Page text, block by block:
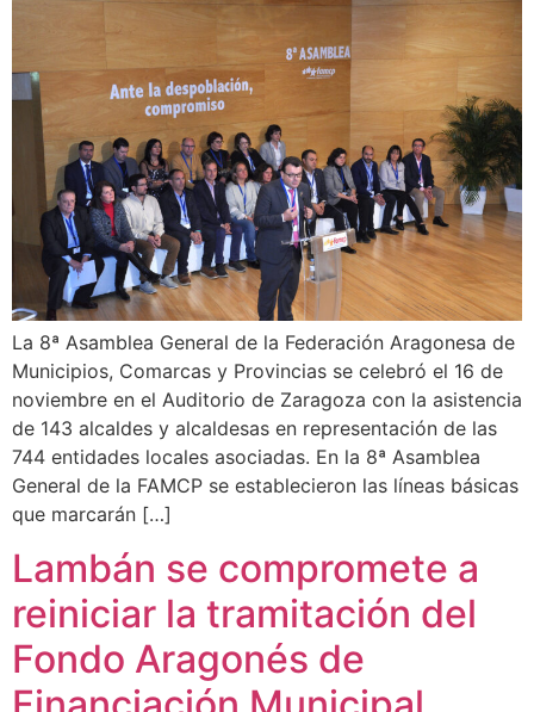
La 8ª Asamblea General de la Federación Aragonesa de
Municipios, Comarcas y Provincias se celebró el 16 de
noviembre en el Auditorio de Zaragoza con la asistencia
de 143 alcaldes y alcaldesas en representación de las
744 entidades locales asociadas. En la 8ª Asamblea
General de la FAMCP se establecieron las líneas básicas
que marcarán […]
Lambán se compromete a
reiniciar la tramitación del
Fondo Aragonés de